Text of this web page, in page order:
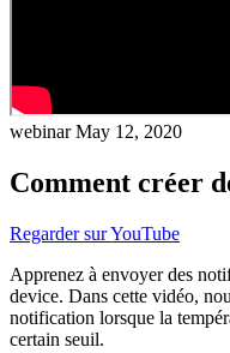
webinarMay 12, 2020
Comment créer
Regarder sur YouTube
Apprenez à envoyer des
device. Dans cette vidéo,
notification lorsque la
certain seuil.